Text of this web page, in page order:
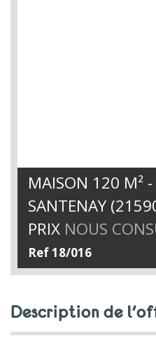
MAISON 120 M² -
SANTENAY
PRIX NOUS
Ref 18/016
description de